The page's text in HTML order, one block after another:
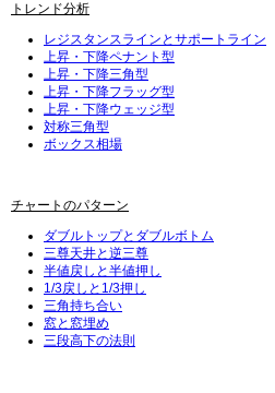
トレンド分析
レジスタンスラインとサポートライン
上昇・下降ペナント型
上昇・下降三角型
上昇・下降フラッグ型
上昇・下降ウェッジ型
対称三角型
ボックス相場
チャートのパターン
ダブルトップとダブルボトム
三尊天井と逆三尊
半値戻しと半値押し
1/3戻しと1/3押し
三角持ち合い
窓と窓埋め
三段高下の法則